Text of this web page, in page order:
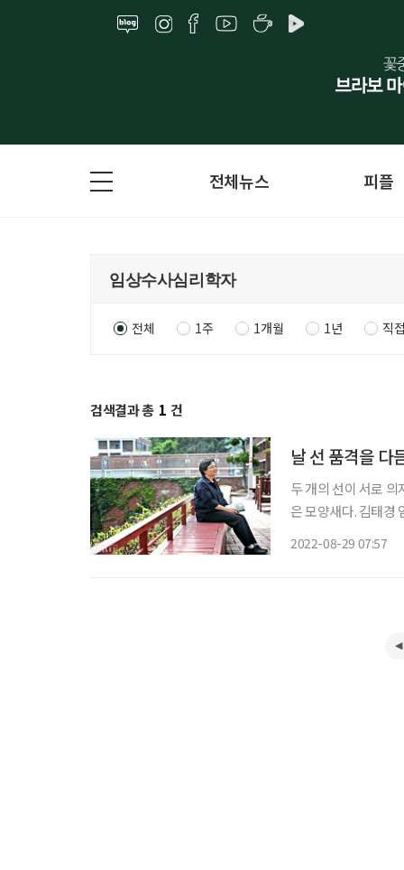
전체뉴스 피플
전체 1주 1개월 1년 직
검색결과 총 1 건
날 선 품격을 다
두 개의 선이 서로
은 모양새다. 김태경
2022-08-29 07:57